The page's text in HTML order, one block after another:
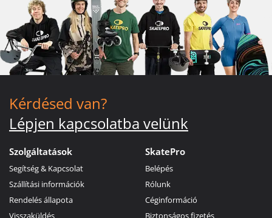
Kérdésed van?
Lépjen kapcsolatba velünk
Szolgáltatások
Segítség & Kapcsolat
Szállítási információk
Rendelés állapota
Visszaküldés
SkatePro
Belépés
Rólunk
Céginformáció
Biztonságos fizetés